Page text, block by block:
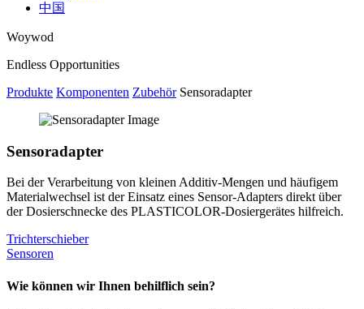
中国
Woywod
Endless Opportunities
Produkte Komponenten Zubehör Sensoradapter
Sensoradapter
Bei der Verarbeitung von kleinen Additiv-Mengen und häufigem
Materialwechsel ist der Einsatz eines Sensor-Adapters direkt über
der Dosierschnecke des PLASTICOLOR-Dosiergerätes hilfreich.
Trichterschieber
Sensoren
Wie können wir Ihnen behilflich sein?